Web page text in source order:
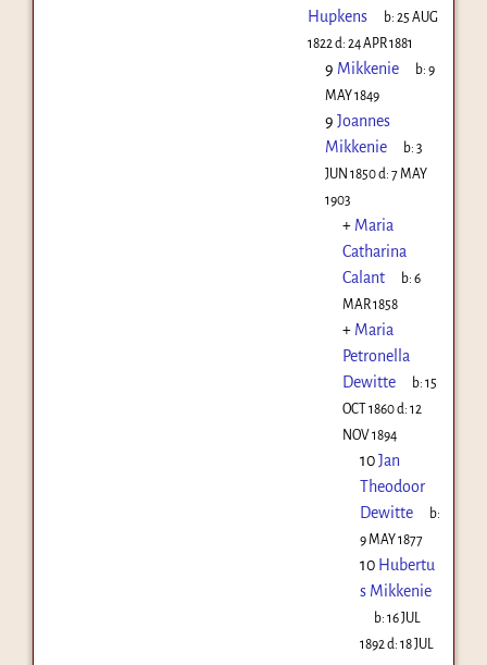
Hupkens
b:25 AUG
1822 d: 24 APR 1881
9 Mikkenie b:9
MAY 1849
9 Joannes
Mikkenie
b:3
JUN 1850d: 7 MAY
1903
+ Maria
Catharina
Calant
b:6
MAR 1858
+ Maria
Petronella
Dewitte
b:15
OCT 1860d: 12
NOV 1894
10Jan
Theodoor
Dewitte
b:
9 MAY 1877
10 Hubertu
s Mikkenie
b:16 JUL
1892 d: 18 JUL